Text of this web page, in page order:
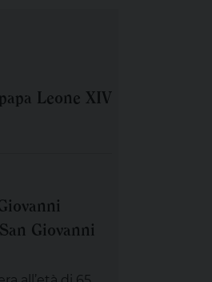
rappresenta un
la lunga
siderurgico.
Leone XIV
Giovanni